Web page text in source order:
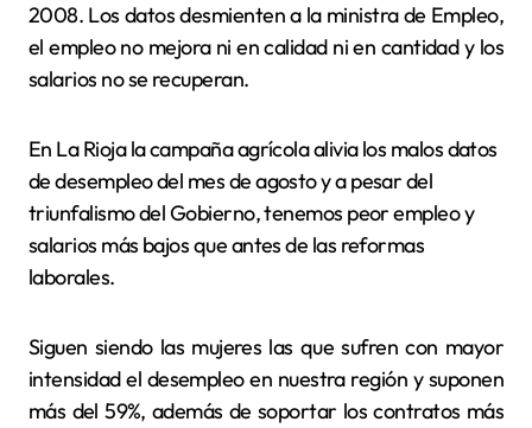
2008. Los datos desmienten a la ministra de Empleo,
el empleo no mejora ni en calidad ni en cantidad y los
salarios no se recuperan.
En La Rioja la campaña agrícola alivia los malos datos
de desempleo del mes de agosto y a pesar del
triunfalismo del Gobierno, tenemos peor empleo y
salarios más bajos que antes de las reformas
laborales.
Siguen siendo las mujeres las que sufren con mayor
intensidad el desempleo en nuestra región y suponen
más del 59%, además de soportar los contratos más